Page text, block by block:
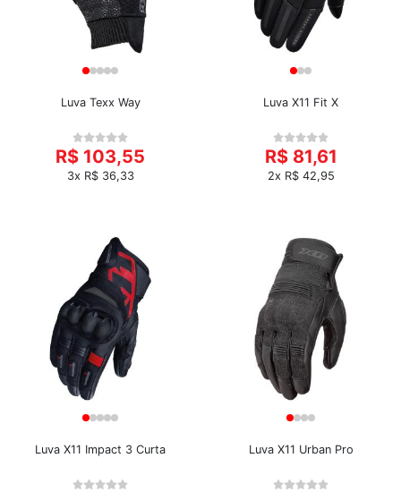
Luva Texx Way
R$ 103,55
3x R$ 36,33
Luva X11 Fit X
R$ 81,61
2x R$ 42,95
Luva X11 Impact 3 Curta Luva X11 Urban Pro